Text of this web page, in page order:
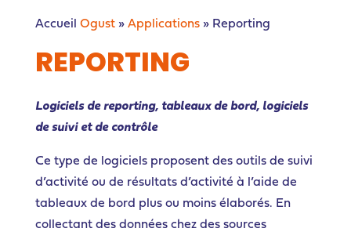
Accueil Ogust» Applications» Reporting
REPORTING
Logiciels de reporting, tableaux de bord, logiciels
de suivi et de contrôle
Ce type de logiciels proposent des outils de suivi
d’activité ou de résultats d’activité à l’aide de
tableaux de bord plus ou moins élaborés. En
collectant des données chez des sources